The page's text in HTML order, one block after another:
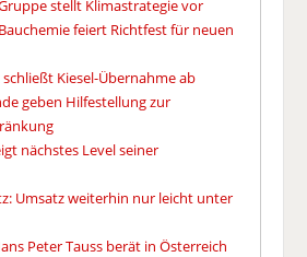
stellt Klimastrategie vor
feiert Richtfest für neuen
schließt Kiesel-Übernahme ab
geben Hilfestellung zur
nächstes Level seiner
Umsatz weiterhin nur leicht unter
Peter Tauss berät in Österreich